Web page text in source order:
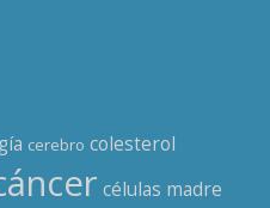
cerebro colesterol
células madre